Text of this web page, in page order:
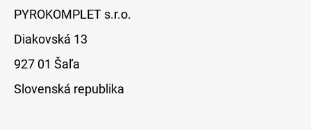
PYROKOMPLET s.r.o.
Diakovská 13
927 01 Šaľa
Slovenská republika